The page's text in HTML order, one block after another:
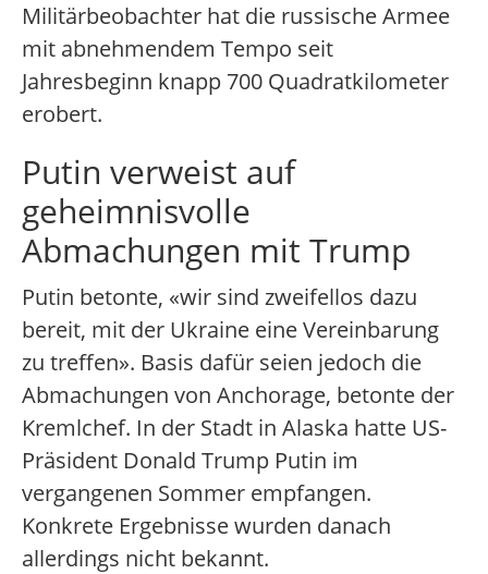
Militärbeobachter hat die russische Armee
mit abnehmendem Tempo seit
Jahresbeginn knapp 700 Quadratkilometer
erobert.
Putin verweist auf
geheimnisvolle
Abmachungen mit Trump
Putin betonte, «wir sind zweifellos dazu
bereit, mit der Ukraine eine Vereinbarung
zu treffen». Basis dafür seien jedoch die
Abmachungen von Anchorage, betonte der
Kremlchef. In der Stadt in Alaska hatte US-
Präsident Donald Trump Putin im
vergangenen Sommer empfangen.
Konkrete Ergebnisse wurden danach
allerdings nicht bekannt.